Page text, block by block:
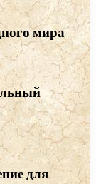
мира
для